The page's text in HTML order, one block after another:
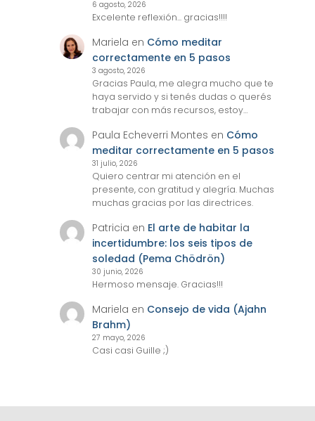
6 agosto, 2026
Excelente reflexión... gracias!!!!
Mariela en Cómo meditar
correctamente en 5 pasos
3 agosto, 2026
Gracias Paula, me alegra mucho que te
haya servido y si tenés dudas o querés
trabajar con más recursos, estoy…
Paula Echeverri Montes en Cómo
meditar correctamente en 5 pasos
31 julio, 2026
Quiero centrar mi atención en el
presente, con gratitud y alegría. Muchas
muchas gracias por las directrices.
Patricia en El arte de habitar la
incertidumbre: los seis tipos de
soledad (Pema Chödrön)
30 junio, 2026
Hermoso mensaje. Gracias!!!
Mariela en Consejo de vida (Ajahn
Brahm)
27 mayo, 2026
Casi casi Guille ;)